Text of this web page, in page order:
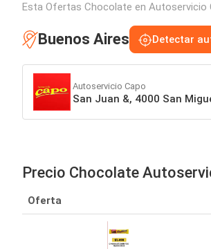
Esta Ofertas Chocolate en Autoservicio
Buenos Aires Detectar
Autoservicio Capo
San Juan &, 4000 San
Precio Chocolate
Oferta